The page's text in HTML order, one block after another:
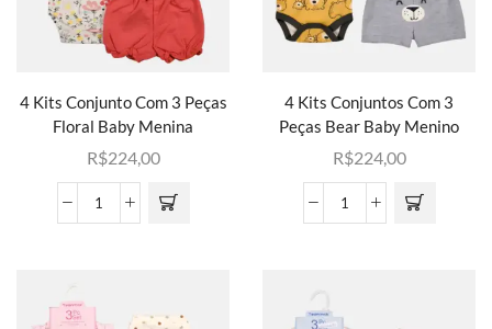
4 Kits Conjunto Com 3 Peças
Floral Baby Menina
R$224,00
4 Kits Conjuntos Com 3
Peças Bear Baby Menino
R$224,00